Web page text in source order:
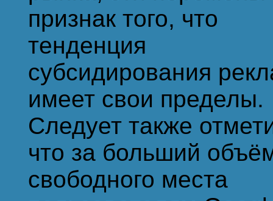
признак того, что
тенденция
субсидирования
имеет свои пределы.
Следует также
что за больший
свободного места